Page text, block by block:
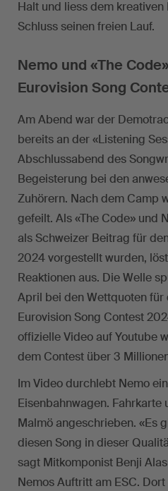
Halt und liess dem
Schluss seinen freien Lauf.
Nemo und «The
Eurovision Song
Am Abend war der
bereits an der «Listening
Abschlussabend des
Begeisterung bei den
Zuhörern. Nach dem Camp
gefeilt. Als «The Code» und
als Schweizer Beitrag für
2024 vorgestellt wurden,
Reaktionen aus. Die Welle
April bei den Wettquoten für
Eurovision Song Contest
offizielle Video auf Youtube
dem Contest über 3
Im Video durchlebt Nemo
Eisenbahnwagen. Fahrkarte
Malmö angeschrieben. «Es
diesen Song in dieser
sagt Mitkomponist Benji
Nemos Auftritt am ESC.